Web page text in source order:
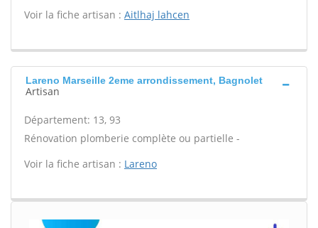
Voir la fiche artisan : Aitlhaj lahcen
Lareno Marseille 2eme arrondissement, Bagnolet
Artisan
Département: 13, 93
Rénovation plomberie complète ou partielle -
Voir la fiche artisan : Lareno